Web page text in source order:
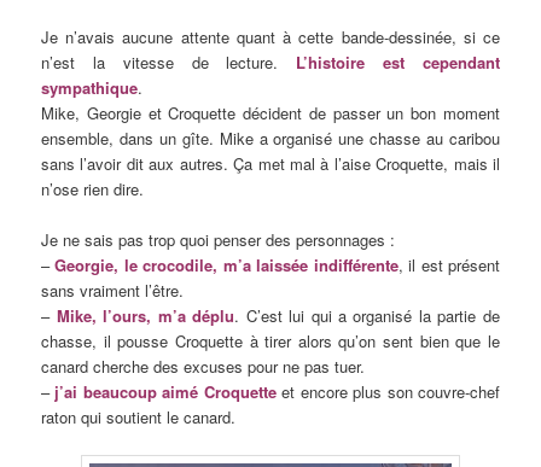
Je n’avais aucune attente quant à cette bande-dessinée, si ce
n’est la vitesse de lecture. L’histoire est cependant
sympathique.
Mike, Georgie et Croquette décident de passer un bon moment
ensemble, dans un gîte. Mike a organisé une chasse au caribou
sans l’avoir dit aux autres. Ça met mal à l’aise Croquette, mais il
n’ose rien dire.
Je ne sais pas trop quoi penser des personnages :
–Georgie, le crocodile, m’a laissée indifférente, il est présent
sans vraiment l’être.
– Mike, l’ours, m’a déplu. C’est lui qui a organisé la partie de
chasse, il pousse Croquette à tirer alors qu’on sent bien que le
canard cherche des excuses pour ne pas tuer.
– j’ai beaucoup aimé Croquetteet encore plus son couvre-chef
raton qui soutient le canard.